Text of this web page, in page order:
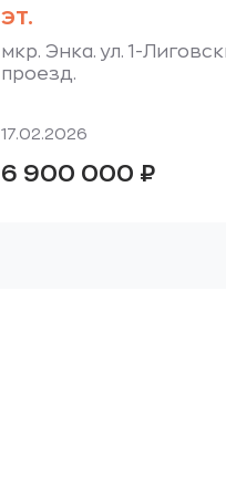
эт.
мкр. Энка. ул. 1-
проезд.
17.02.2026
6 900 000 ₽